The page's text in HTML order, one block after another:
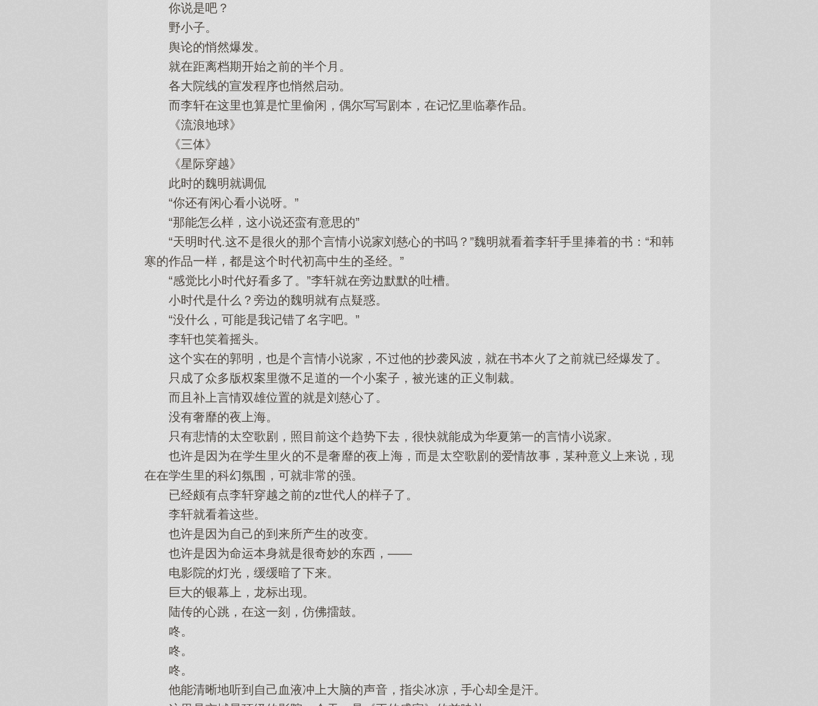
你说是吧？
野小子。
舆论的悄然爆发。
就在距离档期开始之前的半个月。
各大院线的宣发程序也悄然启动。
而李轩在这里也算是忙里偷闲，偶尔写写剧本，在记忆里临摹作品。
《流浪地球》
《三体》
《星际穿越》
此时的魏明就调侃
“你还有闲心看小说呀。”
“那能怎么样，这小说还蛮有意思的”
“天明时代.这不是很火的那个言情小说家刘慈心的书吗？”魏明就看着李轩手里捧着的书：“和韩
寒的作品一样，都是这个时代初高中生的圣经。”
“感觉比小时代好看多了。”李轩就在旁边默默的吐槽。
小时代是什么？旁边的魏明就有点疑惑。
“没什么，可能是我记错了名字吧。”
李轩也笑着摇头。
这个实在的郭明，也是个言情小说家，不过他的抄袭风波，就在书本火了之前就已经爆发了。
只成了众多版权案里微不足道的一个小案子，被光速的正义制裁。
而且补上言情双雄位置的就是刘慈心了。
没有奢靡的夜上海。
只有悲情的太空歌剧，照目前这个趋势下去，很快就能成为华夏第一的言情小说家。
也许是因为在学生里火的不是奢靡的夜上海，而是太空歌剧的爱情故事，某种意义上来说，现
在在学生里的科幻氛围，可就非常的强。
已经颇有点李轩穿越之前的z世代人的样子了。
李轩就看着这些。
也许是因为自己的到来所产生的改变。
也许是因为命运本身就是很奇妙的东西，——
电影院的灯光，缓缓暗了下来。
巨大的银幕上，龙标出现。
陆传的心跳，在这一刻，仿佛擂鼓。
咚。
咚。
咚。
他能清晰地听到自己血液冲上大脑的声音，指尖冰凉，手心却全是汗。